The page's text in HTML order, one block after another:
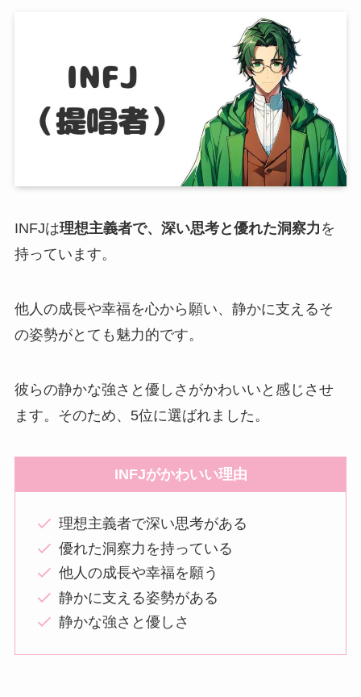
INFJは理想主義者で、深い思考と優れた洞察力 を
持っています。
他人の成長や幸福を心から願い、静かに支えるそ
の姿勢がとても魅力的です。
彼らの静かな強さと優しさがかわいいと感じさせ
ます。そのため、5位に選ばれました。
INFJがかわいい理由
理想主義者で深い思考がある
優れた洞察力を持っている
他人の成長や幸福を願う
静かに支える姿勢がある
静かな強さと優しさ